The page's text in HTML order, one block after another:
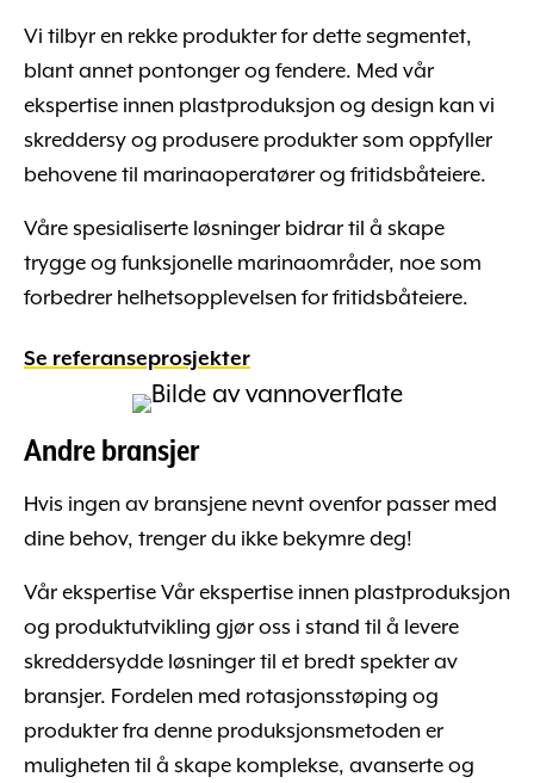
Vi tilbyr en rekke produkter for dette segmentet,
blant annet pontonger og fendere. Med vår
ekspertise innen plastproduksjon og design kan vi
skreddersy og produsere produkter som oppfyller
behovene til marinaoperatører og fritidsbåteiere.
Våre spesialiserte løsninger bidrar til å skape
trygge og funksjonelle marinaområder, noe som
forbedrer helhetsopplevelsen for fritidsbåteiere.
Se referanseprosjekter
Andre bransjer
Hvis ingen av bransjene nevnt ovenfor passer med
dine behov, trenger du ikke bekymre deg!
Vår ekspertiseVår ekspertise innen plastproduksjon
og produktutvikling gjør oss i stand til å levere
skreddersydde løsninger til et bredt spekter av
bransjer. Fordelen med rotasjonsstøping og
produkter fra denne produksjonsmetoden er
muligheten til å skape komplekse, avanserte og